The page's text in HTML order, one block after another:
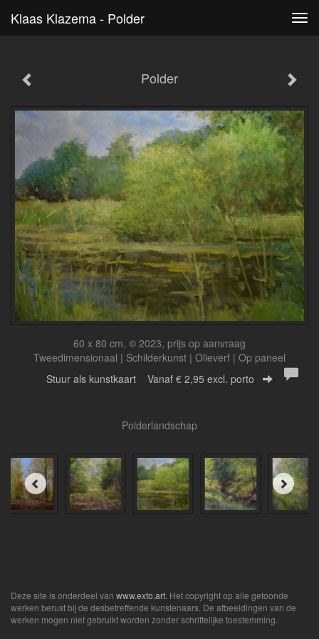
Klaas Klazema - Polder
Polder
60 x 80 cm, © 2023, prijs op aanvraag
Tweedimensionaal | Schilderkunst | Olieverf | Op paneel
Stuur als kunstkaart Vanaf € 2,95 excl. porto
Polderlandschap
Deze site is onderdeel van www.exto.art . Het copyright op alle getoonde
werken berust bij de desbetreffende kunstenaars. De afbeeldingen van de
werken mogen niet gebruikt worden zonder schriftelijke toestemming.